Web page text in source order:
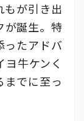
が引き出
が誕生。特
ったアドバ
牛ケンく
までに至っ